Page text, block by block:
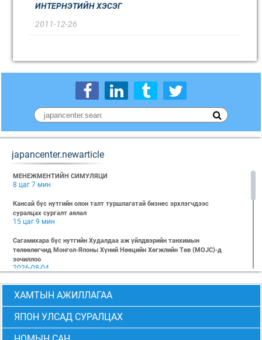
ИНТЕРНЭТИЙН ХЭСЭГ
2011-12-26
japancenter.newarticle
МЕНЕЖМЕНТИЙН СИМУЛЯЦИ
8 цаг 7 мин
Кансай бүс нутгийн олон талт туршлагатай бизнес эрхлэгчдээс
суралцах сургалт аялал
15 цаг 9 мин
Сагамихара бүс нутгийн Худалдаа аж үйлдвэрийн танхимын
төлөөлөгчид Монгол-Японы Хүний Нөөцийн Хөгжлийн Төв (MOJC)-д
зочиллоо
2026-08-04
"БИЗНЕС БА ХҮНИЙ ЭРХ" Нээлттэй семинарын бүртгэл эхэллээ
2026-07-28
Global Value Chain Бизнесийн практик сургалт
2026-07-24
ХАМТЫН АЖИЛЛАГАА
ЯПОН УЛСАД СУРАЛЦАХ